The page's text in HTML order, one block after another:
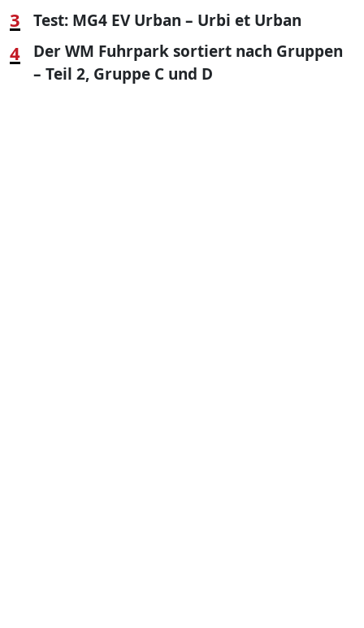
3 Test: MG4 EV Urban – Urbi et Urban
4
Der WM Fuhrpark sortiert nach Gruppen
– Teil 2, Gruppe C und D